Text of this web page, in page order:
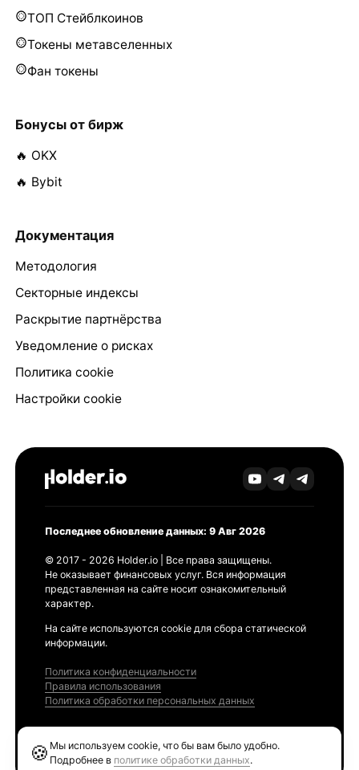
ТОП Стейблкоинов
Токены метавселенных
Фан токены
Бонусы от бирж
🔥 OKX
🔥 Bybit
Документация
Методология
Секторные индексы
Раскрытие партнёрства
Уведомление о рисках
Политика cookie
Настройки cookie
Последнее обновление данных: 9 Авг 2026
© 2017 - 2026 Holder.io | Все права защищены.
Не оказывает финансовых услуг. Вся информация
представленная на сайте носит ознакомительный
характер.
На сайте используются cookie для сбора статической
информации.
Политика конфиденциальности
Правила использования
Политика обработки персональных данных
🍪 Мы используем cookie, что бы вам было удобно.
Подробнее в политике обработки данных.
Ethereum GAS Tracker